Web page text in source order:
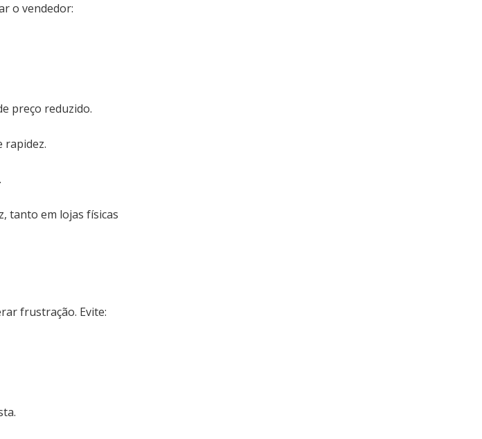
o vendedor:
preço reduzido.
rapidez.
tanto em lojas físicas
frustração. Evite: